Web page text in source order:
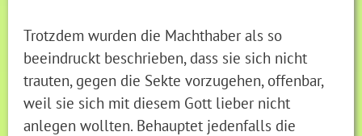
Trotzdem wurden die Machthaber als so
beeindruckt beschrieben, dass sie sich nicht
trauten, gegen die Sekte vorzugehen, offenbar,
weil sie sich mit diesem Gott lieber nicht
anlegen wollten. Behauptet jedenfalls die